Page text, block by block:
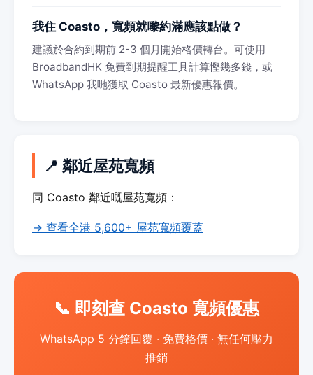
我住 Coasto，寬頻就嚟約滿應該點做？
建議於合約到期前 2-3 個月開始格價轉台。可使用
BroadbandHK 免費到期提醒工具計算慳幾多錢，或
WhatsApp 我哋獲取 Coasto 最新優惠報價。
📍 鄰近屋苑寬頻
同 Coasto 鄰近嘅屋苑寬頻：
→ 查看全港 5,600+ 屋苑寬頻覆蓋
📞 即刻查 Coasto 寬頻優惠
WhatsApp 5 分鐘回覆 · 免費格價 · 無任何壓力
推銷